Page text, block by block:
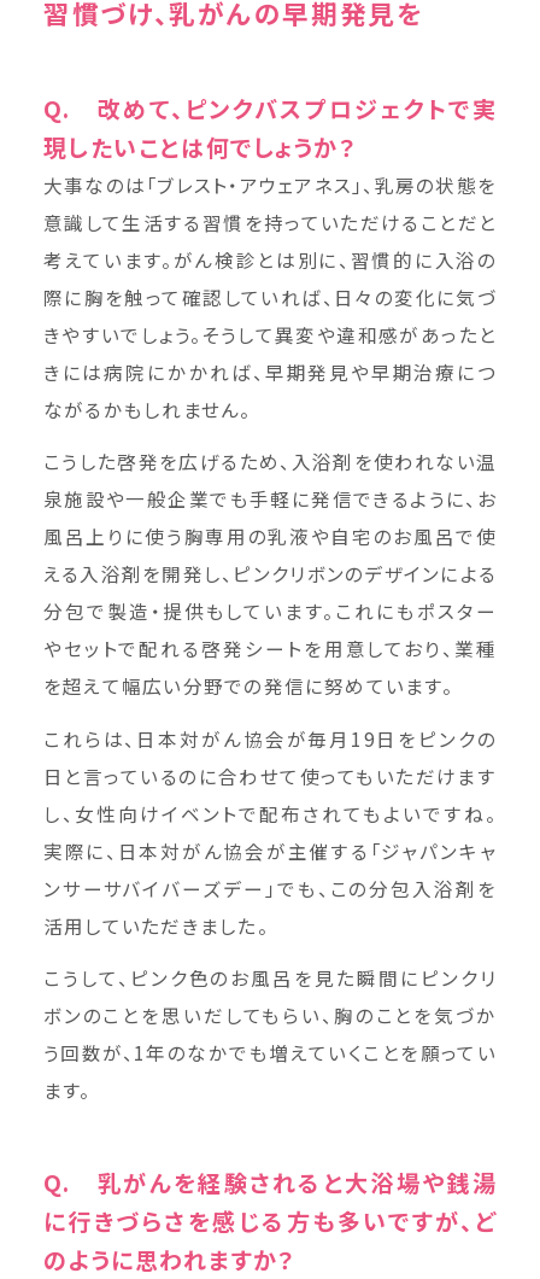
習慣づけ、乳がんの早期発見を
Q. 改めて、ピンクバスプロジェクトで実
現したいことは何でしょうか？
大事なのは「ブレスト・アウェアネス」、乳房の状態を
意識して生活する習慣を持っていただけることだと
考えています。がん検診とは別に、習慣的に入浴の
際に胸を触って確認していれば、日々の変化に気づ
きやすいでしょう。そうして異変や違和感があったと
きには病院にかかれば、早期発見や早期治療につ
ながるかもしれません。
こうした啓発を広げるため、入浴剤を使われない温
泉施設や一般企業でも手軽に発信できるように、お
風呂上りに使う胸専用の乳液や自宅のお風呂で使
える入浴剤を開発し、ピンクリボンのデザインによる
分包で製造・提供もしています。これにもポスター
やセットで配れる啓発シートを用意しており、業種
を超えて幅広い分野での発信に努めています。
これらは、日本対がん協会が毎月19日をピンクの
日と言っているのに合わせて使ってもいただけます
し、女性向けイベントで配布されてもよいですね。
実際に、日本対がん協会が主催する「ジャパンキャ
ンサーサバイバーズデー」でも、この分包入浴剤を
活用していただきました。
こうして、ピンク色のお風呂を見た瞬間にピンクリ
ボンのことを思いだしてもらい、胸のことを気づか
う回数が、1年のなかでも増えていくことを願ってい
ます。
Q. 乳がんを経験されると大浴場や銭湯
に行きづらさを感じる方も多いですが、ど
のように思われますか？